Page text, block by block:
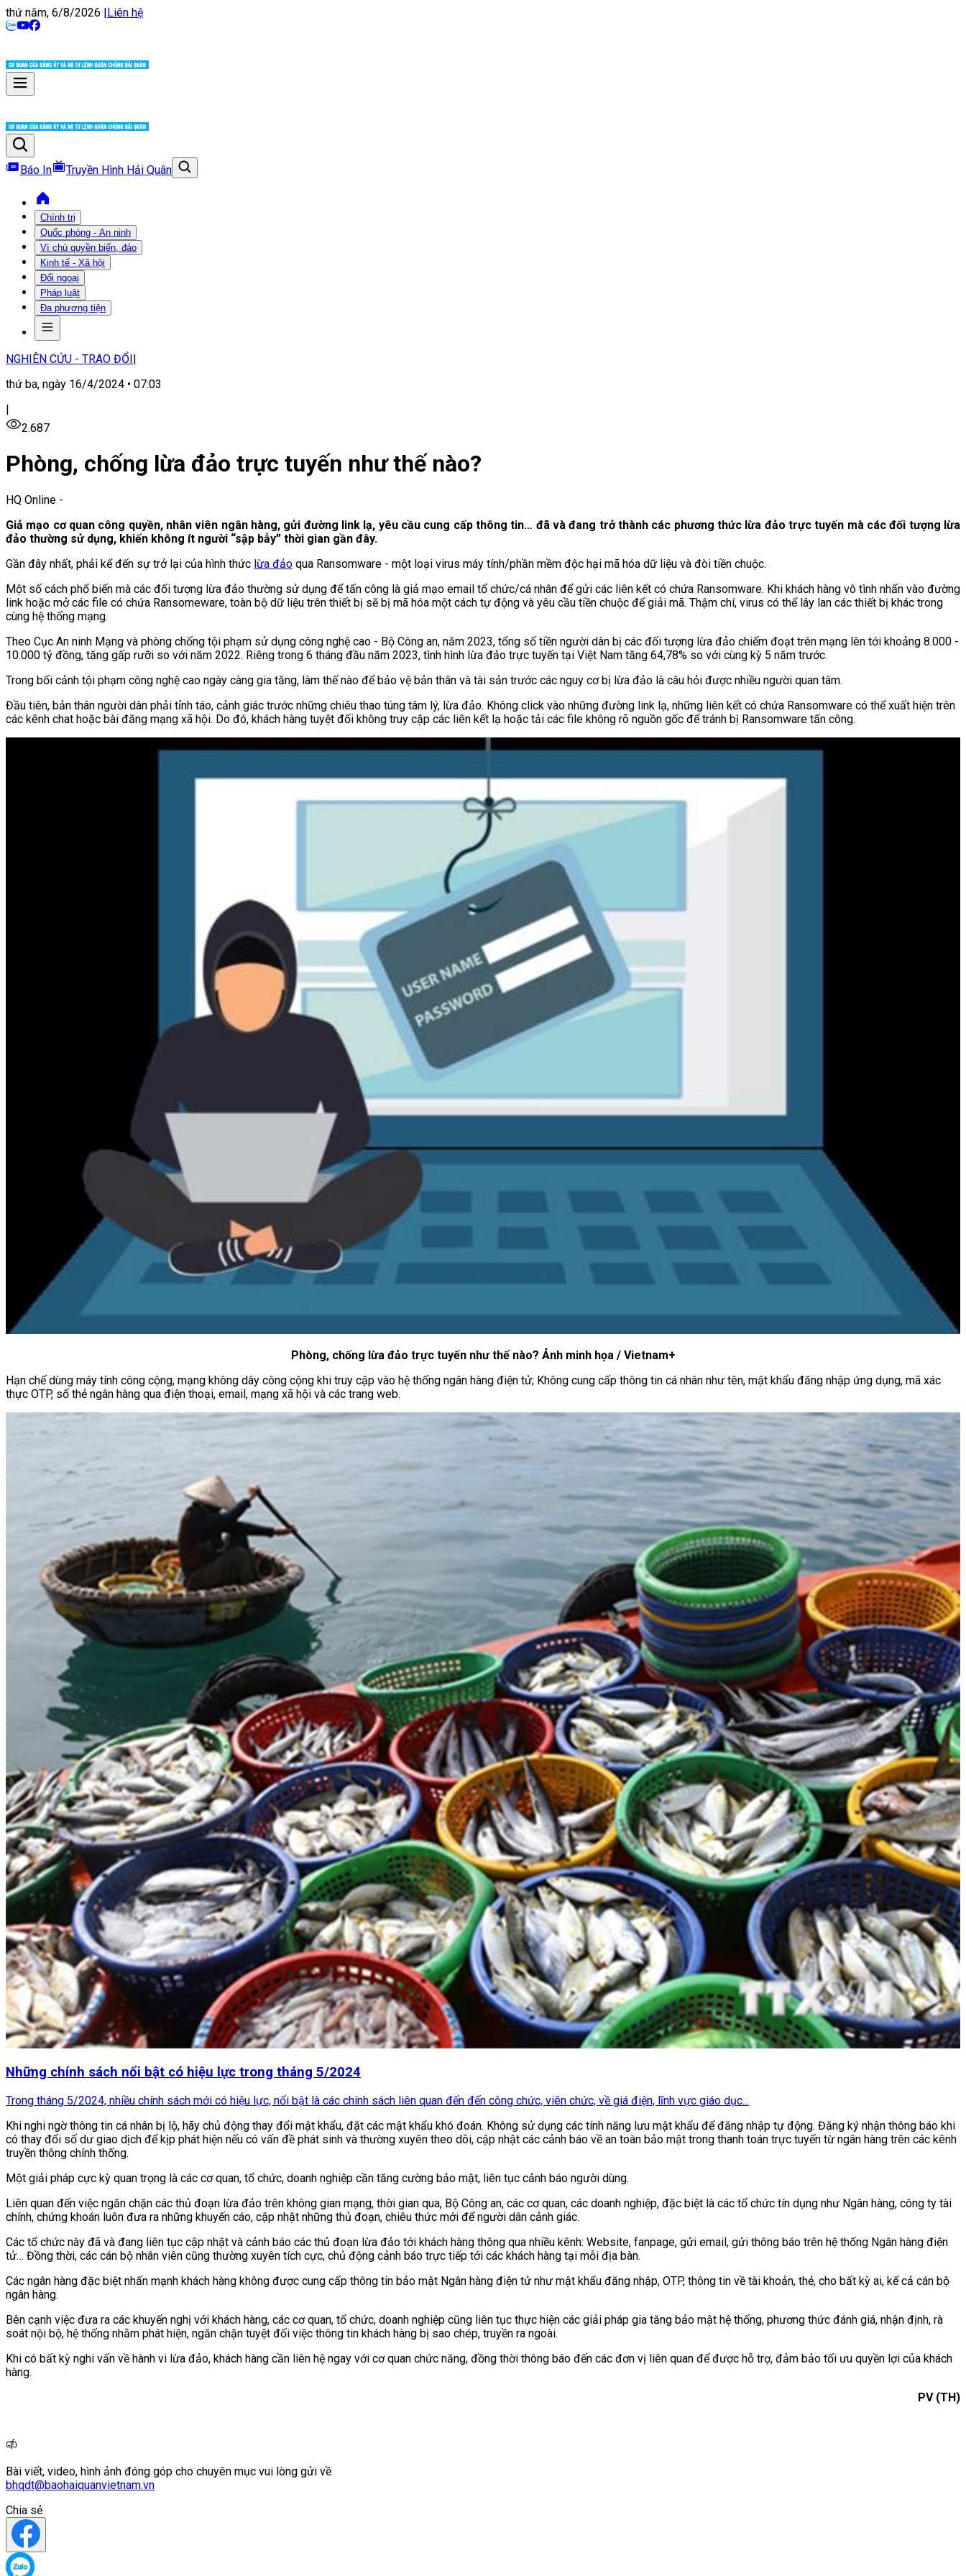
thứ năm, 6/8/2026 |Liên hệ
Báo In Truyền Hình Hải Quân
Chính trị
Quốc phòng - An ninh
Vì chủ quyền biển, đảo
Kinh tế - Xã hội
Đối ngoại
Pháp luật
Đa phương tiện
NGHIÊN CỨU - TRAO ĐỔI|
thứ ba, ngày 16/4/2024 • 07:03
|
2.687
Phòng, chống lừa đảo trực tuyến như thế nào?
HQ Online -
Giả mạo cơ quan công quyền, nhân viên ngân hàng, gửi đường link lạ, yêu cầu cung cấp thông tin… đã và đang trở thành các phương thức lừa đảo trực tuyến mà các đối tượng lừa
đảo thường sử dụng, khiến không ít người “sập bẫy” thời gian gần đây.
Gần đây nhất, phải kể đến sự trở lại của hình thức lừa đảo qua Ransomware - một loại virus máy tính/phần mềm độc hại mã hóa dữ liệu và đòi tiền chuộc.
Một số cách phổ biến mà các đối tượng lừa đảo thường sử dụng để tấn công là giả mạo email tổ chức/cá nhân để gửi các liên kết có chứa Ransomware. Khi khách hàng vô tình nhấn vào đường
link hoặc mở các file có chứa Ransomeware, toàn bộ dữ liệu trên thiết bị sẽ bị mã hóa một cách tự động và yêu cầu tiền chuộc để giải mã. Thậm chí, virus có thể lây lan các thiết bị khác trong
cùng hệ thống mạng.
Theo Cục An ninh Mạng và phòng chống tội phạm sử dụng công nghệ cao - Bộ Công an, năm 2023, tổng số tiền người dân bị các đối tượng lừa đảo chiếm đoạt trên mạng lên tới khoảng 8.000 -
10.000 tỷ đồng, tăng gấp rưỡi so với năm 2022. Riêng trong 6 tháng đầu năm 2023, tình hình lừa đảo trực tuyến tại Việt Nam tăng 64,78% so với cùng kỳ 5 năm trước.
Trong bối cảnh tội phạm công nghệ cao ngày càng gia tăng, làm thế nào để bảo vệ bản thân và tài sản trước các nguy cơ bị lừa đảo là câu hỏi được nhiều người quan tâm.
Đầu tiên, bản thân người dân phải tỉnh táo, cảnh giác trước những chiêu thao túng tâm lý, lừa đảo. Không click vào những đường link lạ, những liên kết có chứa Ransomware có thể xuất hiện trên
các kênh chat hoặc bài đăng mạng xã hội. Do đó, khách hàng tuyệt đối không truy cập các liên kết lạ hoặc tải các file không rõ nguồn gốc để tránh bị Ransomware tấn công.
Phòng, chống lừa đảo trực tuyến như thế nào? Ảnh minh họa / Vietnam+
Hạn chế dùng máy tính công cộng, mạng không dây công cộng khi truy cập vào hệ thống ngân hàng điện tử; Không cung cấp thông tin cá nhân như tên, mật khẩu đăng nhập ứng dụng, mã xác
thực OTP, số thẻ ngân hàng qua điện thoại, email, mạng xã hội và các trang web.
Những chính sách nổi bật có hiệu lực trong tháng 5/2024
Trong tháng 5/2024, nhiều chính sách mới có hiệu lực, nổi bật là các chính sách liên quan đến đến công chức, viên chức, về giá điện, lĩnh vực giáo dục...
Khi nghi ngờ thông tin cá nhân bị lộ, hãy chủ động thay đổi mật khẩu, đặt các mật khẩu khó đoán. Không sử dụng các tính năng lưu mật khẩu để đăng nhập tự động. Đăng ký nhận thông báo khi
có thay đổi số dư giao dịch để kịp phát hiện nếu có vấn đề phát sinh và thường xuyên theo dõi, cập nhật các cảnh báo về an toàn bảo mật trong thanh toán trực tuyến từ ngân hàng trên các kênh
truyền thông chính thống.
Một giải pháp cực kỳ quan trọng là các cơ quan, tổ chức, doanh nghiệp cần tăng cường bảo mật, liên tục cảnh báo người dùng.
Liên quan đến việc ngăn chặn các thủ đoạn lừa đảo trên không gian mạng, thời gian qua, Bộ Công an, các cơ quan, các doanh nghiệp, đặc biệt là các tổ chức tín dụng như Ngân hàng, công ty tài
chính, chứng khoán luôn đưa ra những khuyến cáo, cập nhật những thủ đoạn, chiêu thức mới để người dân cảnh giác.
Các tổ chức này đã và đang liên tục cập nhật và cảnh báo các thủ đoạn lừa đảo tới khách hàng thông qua nhiều kênh: Website, fanpage, gửi email, gửi thông báo trên hệ thống Ngân hàng điện
tử… Đồng thời, các cán bộ nhân viên cũng thường xuyên tích cực, chủ động cảnh báo trực tiếp tới các khách hàng tại mỗi địa bàn.
Các ngân hàng đặc biệt nhấn mạnh khách hàng không được cung cấp thông tin bảo mật Ngân hàng điện tử như mật khẩu đăng nhập, OTP, thông tin về tài khoản, thẻ, cho bất kỳ ai, kể cả cán bộ
ngân hàng.
Bên cạnh việc đưa ra các khuyến nghị với khách hàng, các cơ quan, tổ chức, doanh nghiệp cũng liên tục thực hiện các giải pháp gia tăng bảo mật hệ thống, phương thức đánh giá, nhận định, rà
soát nội bộ, hệ thống nhằm phát hiện, ngăn chặn tuyệt đối việc thông tin khách hàng bị sao chép, truyền ra ngoài.
Khi có bất kỳ nghi vấn về hành vi lừa đảo, khách hàng cần liên hệ ngay với cơ quan chức năng, đồng thời thông báo đến các đơn vị liên quan để được hỗ trợ, đảm bảo tối ưu quyền lợi của khách
hàng.
PV (TH)
Bài viết, video, hình ảnh đóng góp cho chuyên mục vui lòng gửi về
bhqdt@baohaiquanvietnam.vn
Chia sẻ